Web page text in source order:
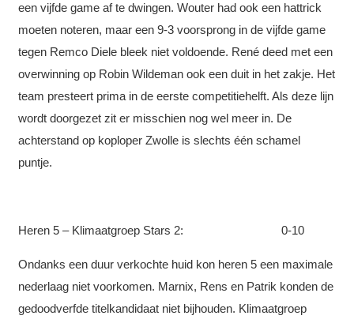
een vijfde game af te dwingen. Wouter had ook een hattrick
moeten noteren, maar een 9-3 voorsprong in de vijfde game
tegen Remco Diele bleek niet voldoende. René deed met een
overwinning op Robin Wildeman ook een duit in het zakje. Het
team presteert prima in de eerste competitiehelft. Als deze lijn
wordt doorgezet zit er misschien nog wel meer in. De
achterstand op koploper Zwolle is slechts één schamel
puntje.
Heren 5 – Klimaatgroep Stars 2: 0-10
Ondanks een duur verkochte huid kon heren 5 een maximale
nederlaag niet voorkomen. Marnix, Rens en Patrik konden de
gedoodverfde titelkandidaat niet bijhouden. Klimaatgroep